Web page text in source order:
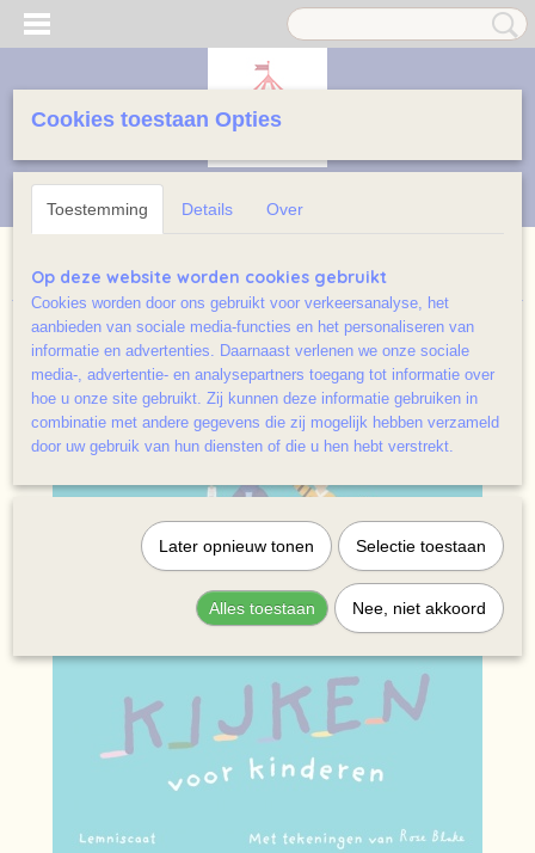
Home >Jeugd licht beschadigd / Ramsj>Kijken voor kinderen
Cookies toestaan Opties
Toestemming Details Over
Op deze website worden cookies gebruikt
Cookies worden door ons gebruikt voor verkeersanalyse, het
aanbieden van sociale media-functies en het personaliseren van
informatie en advertenties. Daarnaast verlenen we onze sociale
media-, advertentie- en analysepartners toegang tot informatie over
hoe u onze site gebruikt. Zij kunnen deze informatie gebruiken in
combinatie met andere gegevens die zij mogelijk hebben verzameld
door uw gebruik van hun diensten of die u hen hebt verstrekt.
Later opnieuw tonen Selectie toestaan
Alles toestaan Nee, niet akkoord